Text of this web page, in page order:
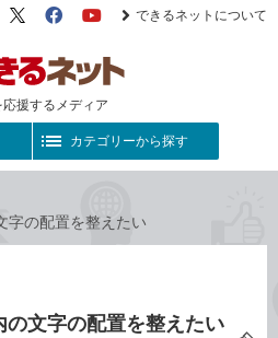
援するメディア
X（旧
FacebookYouTube
できるネットについて
カテゴリーから探す
字の配置を整えたい
の文字の配置を整えたい